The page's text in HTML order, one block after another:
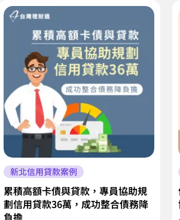
新北信用貸款案例
累積高額卡債與貸款，專員協助規
劃信用貸款36萬，成功整合債務降
負擔